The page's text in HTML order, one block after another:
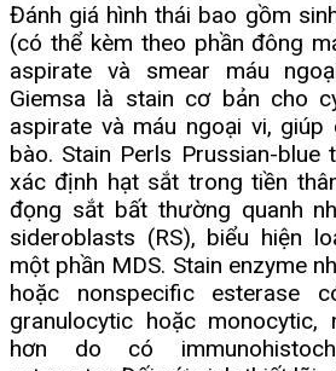
Đánh giá hình thái bao gồm
(có thể kèm theo phần đông
aspirate và smear máu
Giemsa là stain cơ bản cho
aspirate và máu ngoại vi,
bào. Stain Perls Prussian-blue
xác định hạt sắt trong tiền
đọng sắt bất thường quanh
sideroblasts (RS), biểu hiện
một phần MDS. Stain enzyme
hoặc nonspecific esterase
granulocytic hoặc
hơn do có